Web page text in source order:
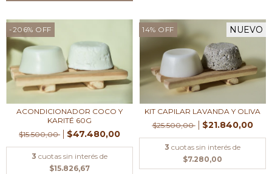
-206% OFF
ACONDICIONADOR COCO Y
KARITÉ 60G
$15.500,00
$47.480,00
3 cuotas sin interés de
$15.826,67
14% OFF NUEVO
KIT CAPILAR LAVANDA Y OLIVA
$25.500,00
$21.840,00
3 cuotas sin interés de
$7.280,00